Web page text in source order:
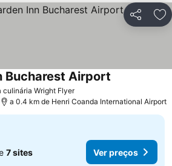
Partilhar
culinária Wright Flyer
Bucharest Airport
a 0.4 km de Henri Coanda International Airport
7 sites Ver preços